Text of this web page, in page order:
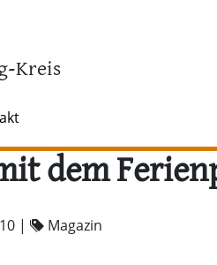
Kreis
dem
| Magazin